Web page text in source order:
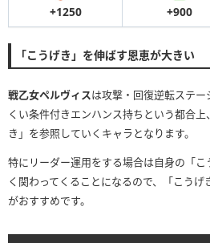
+1250 +900
「こうげき」を伸ばす恩恵が大きい
戦乙女ペルヴィスは攻撃・回復逆転ステ
くい条件付きエンハンス持ちという都合
き」を参照していくキャラとなります。
特にリーダー運用をする場合は自身の「
く関わってくることになるので、「こう
がおすすめです。